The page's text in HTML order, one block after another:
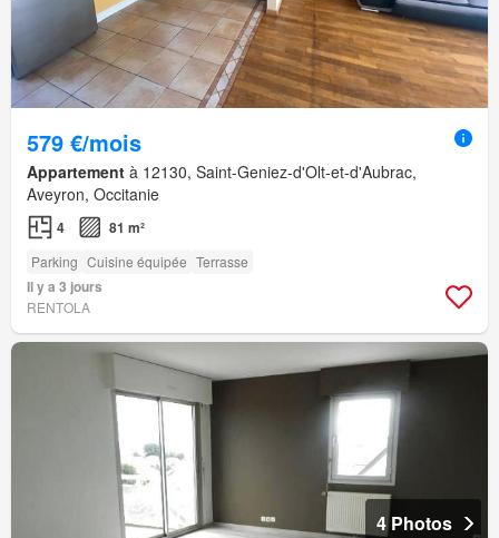
579 €/mois
Appartement à 12130, Saint-Geniez-d'Olt-et-d'Aubrac,
Aveyron, Occitanie
4 81 m²
Parking Cuisine équipée Terrasse
Il y a 3 jours
RENTOLA
4 Photos